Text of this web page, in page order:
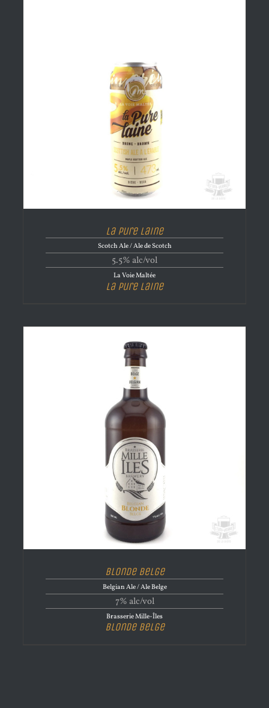
La Pure Laine
Scotch Ale / Ale de Scotch
5.5% alc/vol
La Voie Maltée
La Pure Laine
Blonde Belge
Belgian Ale / Ale Belge
7% alc/vol
Brasserie Mille-Îles
Blonde Belge